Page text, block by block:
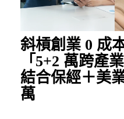
斜槓創業 0 成
「5+2 萬跨產
結合保經＋美
萬